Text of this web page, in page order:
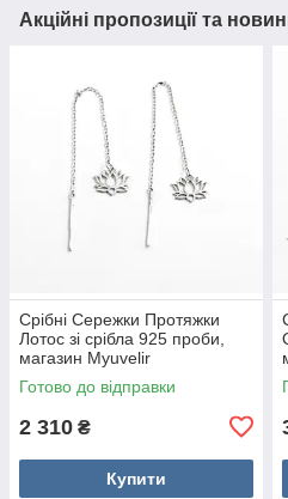
Акційні пропозиції та
Срібні Сережки Протяжки
Лотос зі срібла 925 проби,
магазин Myuvelir
Готово до відправки
2 310 ₴
Купити